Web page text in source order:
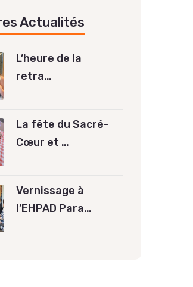
Actualités
L’heure de la
retra…
La fête du Sacré-
Cœur et …
Vernissage à
l’EHPAD Para…